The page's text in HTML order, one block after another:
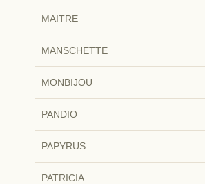
MAITRE
MANSCHETTE
MONBIJOU
PANDIO
PAPYRUS
PATRICIA